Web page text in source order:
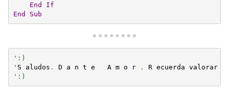
End
If
End
Sub
':)
' S aludos . D a n t e   A m o r .
R ecuerda valorar
':)